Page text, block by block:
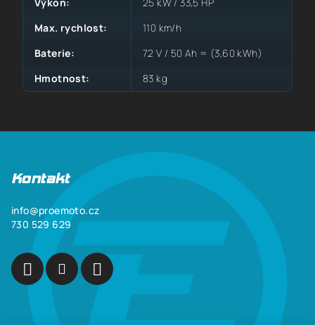
Max. rychlost:
110 km/h
Baterie:
72 V / 50 Ah = (3,60 kWh)
Hmotnost: 83 kg
Kontakt
info@proemoto.cz
730 529 629